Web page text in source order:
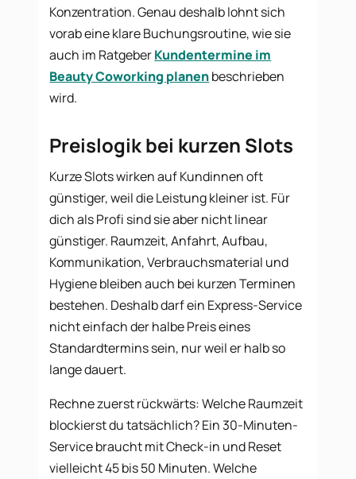
Konzentration. Genau deshalb lohnt sich
vorab eine klare Buchungsroutine, wie sie
auch im RatgeberKundentermine im
Beauty Coworking planenbeschrieben
wird.
Preislogik bei kurzen Slots
Kurze Slots wirken auf Kundinnen oft
günstiger, weil die Leistung kleiner ist. Für
dich als Profi sind sie aber nicht linear
günstiger. Raumzeit, Anfahrt, Aufbau,
Kommunikation, Verbrauchsmaterial und
Hygiene bleiben auch bei kurzen Terminen
bestehen. Deshalb darf ein Express-Service
nicht einfach der halbe Preis eines
Standardtermins sein, nur weil er halb so
lange dauert.
Rechne zuerst rückwärts: Welche Raumzeit
blockierst du tatsächlich? Ein 30-Minuten-
Service braucht mit Check-in und Reset
vielleicht 45 bis 50 Minuten. Welche